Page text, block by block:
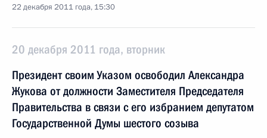
22 декабря 2011 года, 15:30
20 декабря 2011 года, вторник
Президент своим Указом освободил Александра
Жукова от должности Заместителя Председателя
Правительства в связи с его избранием депутатом
Государственной Думы шестого созыва